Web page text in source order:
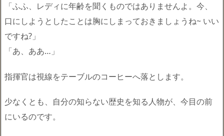
「ふふ、レディに年齢を聞くものではありませんよ。今、
口にしようとしたことは胸にしまっておきましょうね~ いい
ですね?」
「あ、ああ…」
指揮官は視線をテーブルのコーヒーへ落とします。
少なくとも、自分の知らない歴史を知る人物が、今目の前
にいるのです。